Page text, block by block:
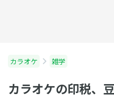
カラオケ 雑学
カラオケの印税、